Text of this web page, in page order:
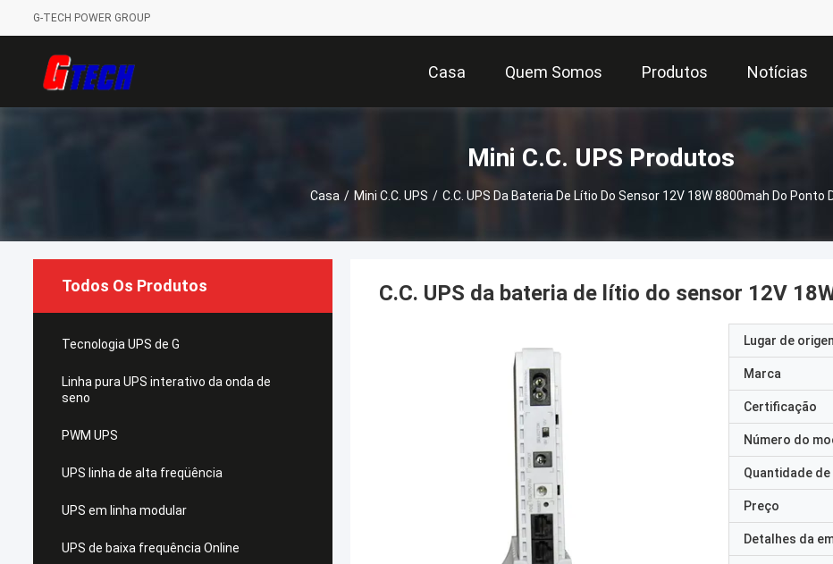
G-TECH POWER GROUP
Casa Quem Somos Produtos Notícias
Mini C.C. UPS Produtos
Casa / Mini C.C. UPS / C.C. UPS Da Bateria De Lítio Do Sensor 12V 18W 8800mah Do Ponto
Todos Os Produtos
Tecnologia UPS de G
Linha pura UPS interativo da onda de
seno
PWM UPS
UPS linha de alta freqüência
UPS em linha modular
UPS de baixa frequência Online
C.C. UPS da bateria de lítio do sensor 12V
Lugar de
Marca
Certificação
Número do
Quantidade
Preço
Detalhes da